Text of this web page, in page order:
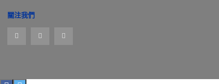
址
關注我們